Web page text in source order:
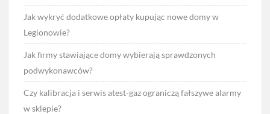
Jak wykryć dodatkowe opłaty kupując nowe domy w
Legionowie?
Jak firmy stawiające domy wybierają sprawdzonych
podwykonawców?
Czy kalibracja i serwis atest-gaz ograniczą fałszywe alarmy
w sklepie?